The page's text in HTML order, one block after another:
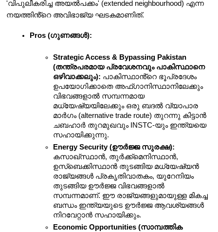
'വിപുലീകരിച്ച അയൽപക്കം' (extended neighbourhood) എന്ന
നയത്തിൻ്റെ അവിഭാജ്യ ഘടകമാണിത്.
Pros (ഗുണങ്ങൾ):
Strategic Access & Bypassing Pakistan
(തന്ത്രപരമായ പ്രവേശനവും പാകിസ്ഥാനെ
ഒഴിവാക്കലും): പാകിസ്ഥാൻ്റെ ഭൂപ്രദേശം
ഉപയോഗിക്കാതെ അഫ്ഗാനിസ്ഥാനിലേക്കും
വിഭവങ്ങളാൽ സമ്പന്നമായ
മധ്യേഷ്യയിലേക്കും ഒരു ബദൽ വ്യാപാര
മാർഗം (alternative trade route) തുറന്നു കിട്ടാൻ
ചബഹാർ തുറമുഖവും INSTC-യും ഇന്ത്യയെ
സഹായിക്കുന്നു.
Energy Security (ഊർജ്ജ സുരക്ഷ):
കസാഖ്സ്ഥാൻ, തുർക്ക്മെനിസ്ഥാൻ,
ഉസ്ബെക്കിസ്ഥാൻ തുടങ്ങിയ മധ്യേഷ്യൻ
രാജ്യങ്ങൾ പ്രകൃതിവാതകം, യുറേനിയം
തുടങ്ങിയ ഊർജ്ജ വിഭവങ്ങളാൽ
സമ്പന്നമാണ്. ഈ രാജ്യങ്ങളുമായുള്ള മികച്ച
ബന്ധം ഇന്ത്യയുടെ ഊർജ്ജ ആവശ്യങ്ങൾ
നിറവേറ്റാൻ സഹായിക്കും.
Economic Opportunities (സാമ്പത്തിക